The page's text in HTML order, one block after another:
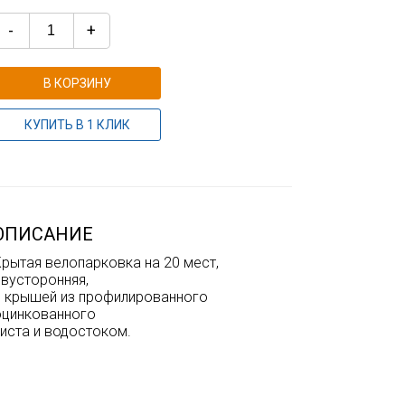
- +
В КОРЗИНУ
КУПИТЬ В 1 КЛИК
велопарковка на 20 мест,
крышей из профилированного
и водостоком.